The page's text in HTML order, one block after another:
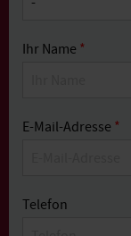
Ihr Name *
E-Mail-Adresse *
Telefon